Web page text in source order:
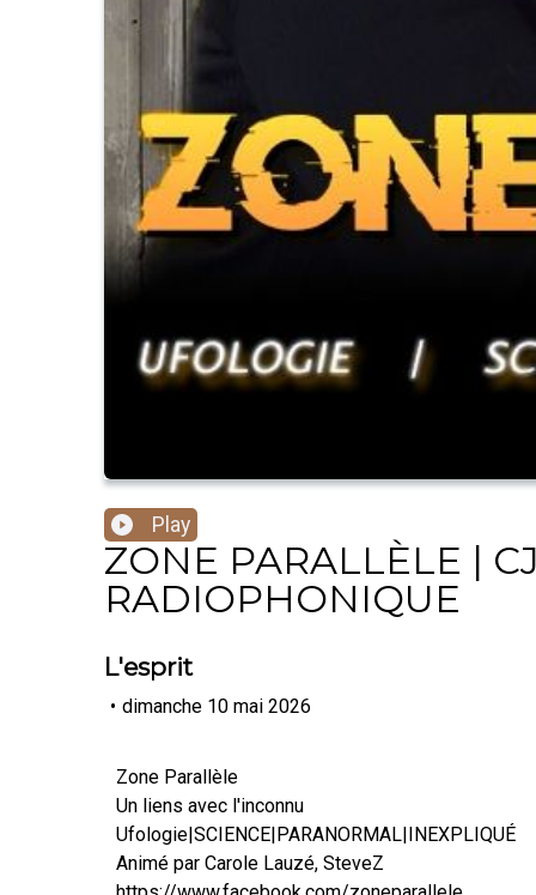
Play
ZONE PARALLÈLE |
RADIOPHONIQUE
L'esprit
• dimanche 10 mai 2026
Zone Parallèle
Un liens avec l'inconnu
Ufologie|SCIENCE|PARANORMAL|INEXPLIQUÉ
Animé par Carole Lauzé, SteveZ